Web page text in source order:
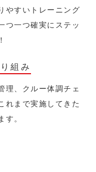
やすいトレーニング
つ一つ確実にステッ
組み
理、クルー体調チェ
れまで実施してきた
す。